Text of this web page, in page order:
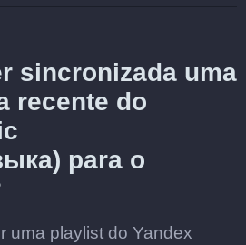
sincronizada uma
recente do
para o
uma playlist do Yandex